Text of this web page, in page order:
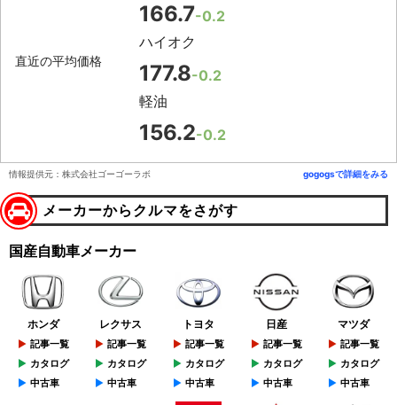
直近の平均価格
166.7-0.2
ハイオク
177.8-0.2
軽油
156.2-0.2
情報提供元：株式会社ゴーゴーラボ gogogsで詳細をみる
メーカーからクルマをさがす
国産自動車メーカー
ホンダ
記事一覧
カタログ
中古車
レクサス
記事一覧
カタログ
中古車
トヨタ
記事一覧
カタログ
中古車
日産
記事一覧
カタログ
中古車
マツダ
記事一覧
カタログ
中古車